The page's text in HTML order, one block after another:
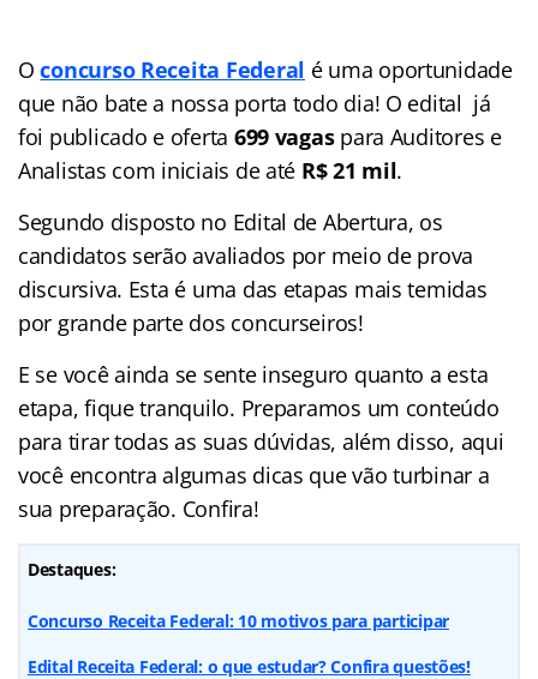
Oconcurso Receita Federal é uma oportunidade
que não bate a nossa porta todo dia! O edital já
foi publicado e oferta 699 vagaspara Auditores e
Analistas com iniciais de até R$ 21 mil.
Segundo disposto no Edital de Abertura, os
candidatos serão avaliados por meio de prova
discursiva. Esta é uma das etapas mais temidas
por grande parte dos concurseiros!
E se você ainda se sente inseguro quanto a esta
etapa, fique tranquilo. Preparamos um conteúdo
para tirar todas as suas dúvidas, além disso, aqui
você encontra algumas dicas que vão turbinar a
sua preparação. Confira!
Destaques:
Concurso Receita Federal: 10 motivos para participar
Edital Receita Federal: o que estudar? Confira questões!